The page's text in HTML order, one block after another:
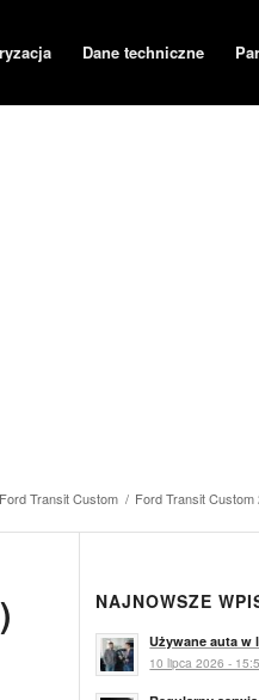
Dane techniczne
Ford Transit Custom / Ford Transit
NAJNOWSZE
Używane auta w
10 lipca 2026 -